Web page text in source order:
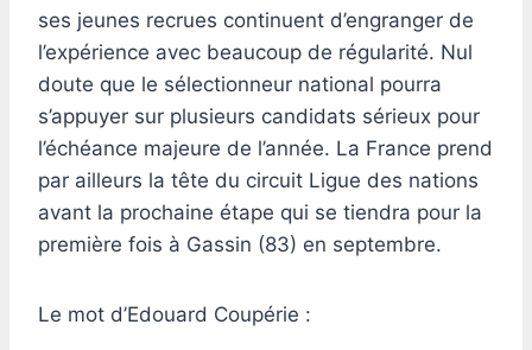
ses jeunes recrues continuent d’engranger de
l’expérience avec beaucoup de régularité. Nul
doute que le sélectionneur national pourra
s’appuyer sur plusieurs candidats sérieux pour
l’échéance majeure de l’année. La France prend
par ailleurs la tête du circuit Ligue des nations
avant la prochaine étape qui se tiendra pour la
première fois à Gassin (83) en septembre.
Le mot d’Edouard Coupérie :